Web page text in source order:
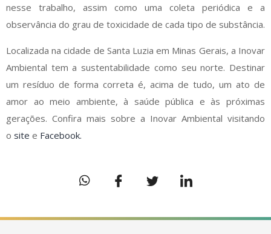
nesse trabalho, assim como uma coleta periódica e a
observância do grau de toxicidade de cada tipo de substância.
Localizada na cidade de Santa Luzia em Minas Gerais, a Inovar
Ambiental tem a sustentabilidade como seu norte. Destinar
um resíduo de forma correta é, acima de tudo, um ato de
amor ao meio ambiente, à saúde pública e às próximas
gerações. Confira mais sobre a Inovar Ambiental visitando
o site e Facebook.